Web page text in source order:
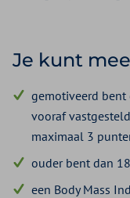
Je kunt
gemotiveerd bent
vooraf
maximaal 3
ouder bent dan
een Body Mass